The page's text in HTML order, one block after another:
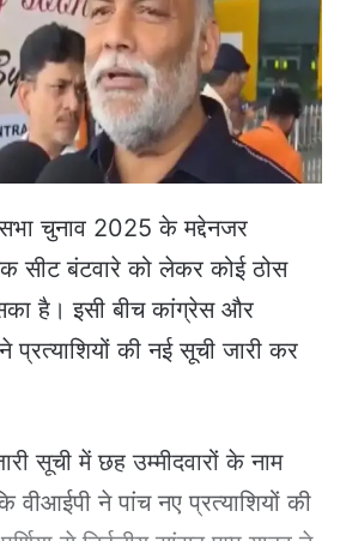
चुनाव 2025 के मद्देनजर
सीट बंटवारे को लेकर कोई ठोस
सका है। इसी बीच कांग्रेस और
की नई सूची जारी कर
सूची में छह उम्मीदवारों के नाम
वीआईपी ने पांच नए प्रत्याशियों की